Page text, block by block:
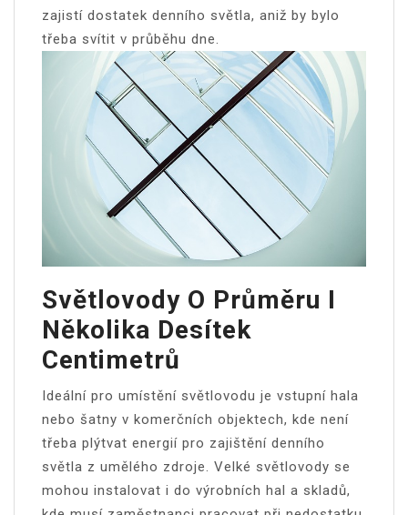
zajistí dostatek denního světla, aniž by bylo
třeba svítit v průběhu dne.
Světlovody O Průměru I
Několika Desítek
Centimetrů
Ideální pro umístění světlovodu je vstupní hala
nebo šatny v komerčních objektech, kde není
třeba plýtvat energií pro zajištění denního
světla z umělého zdroje. Velké světlovody se
mohou instalovat i do výrobních hal a skladů,